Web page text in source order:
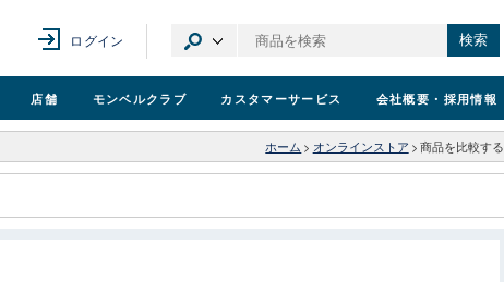
ログイン 検索
店舗 モンベルクラブ カスタマーサービス 会社概要 ・採用情報
ホーム > オンラインストア > 商品を比較する